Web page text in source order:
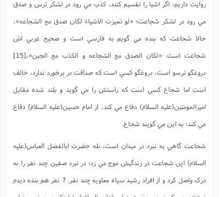
روايت داريم، اگر اشيا را تقسيم کنند، کذب مي رود در لشکر ترس و صدق
مي رود در لشکر شجاعت؛ «لو تميزت الاشياء لکان صدق مع الشجاعه»،
حالا شجاعت که بنده مي گويم به فارسي است و صحيح عربي اش
شجاعت است. «لکان الصدق مع الشجاعه و الکذب مع الجبن»،[15]
دروغگو ترسو است، دروغگو کسي است که صداقت در برخورد ندارد، خائف
است اما شجاع کسي است که راستش را مي گويد و بلند شده مقابل
اميرالمومنين(علیه السلام) دفاع مي کند، از امام حسين(علیه السلام) دفاع
مي کند؛ به اين مي گويند شجاع.
شجاعت گاهي به نبرد در ميدان است، بله حضرت ابالفضل العباس(علیه
السلام) اين شجاعت در زندگيش موج مي زد؛ در نبرد صفين چند نفر را به
درک واصل کرد و از افراد رشيد سپاه معاويه چند نفر. 7 نفر هم بنده ديدم